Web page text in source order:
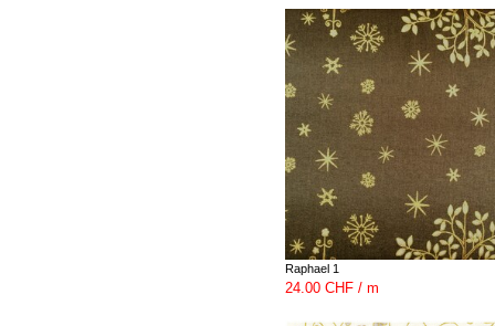
Raphael 1
24.00 CHF / m